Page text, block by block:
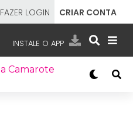
FAZER LOGIN CRIAR CONTA
INSTALE O APP